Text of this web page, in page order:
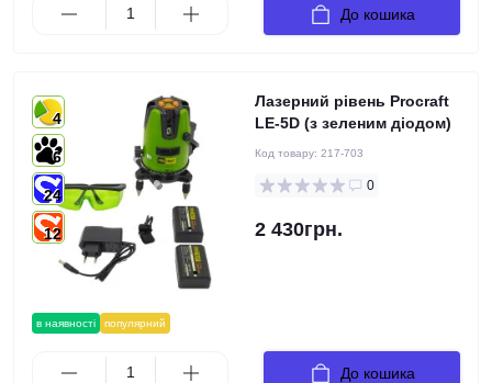
До кошика
в наявності популярний
4
6
24
12
Лазерний рівень Procraft
LE-5D (з зеленим діодом)
Код товару: 217-703
0
2 430грн.
До кошика